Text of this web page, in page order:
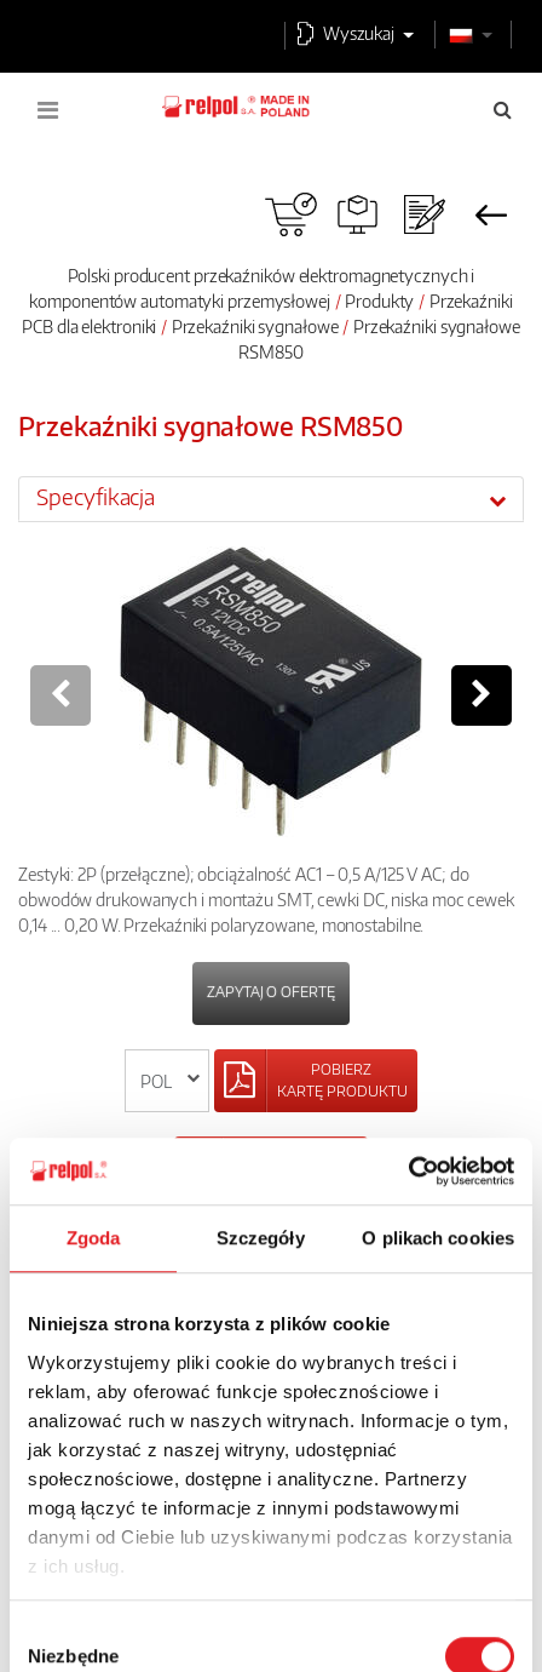
Zgoda Szczegóły O plikach cookies
Niniejsza strona korzysta z plików cookie
Wykorzystujemy pliki cookie do wybranych treści i
reklam, aby oferować funkcje społecznościowe i
analizować ruch w naszych witrynach. Informacje o tym,
jak korzystać z naszej witryny, udostępniać
społecznościowe, dostępne i analityczne. Partnerzy
mogą łączyć te informacje z innymi podstawowymi
danymi od Ciebie lub uzyskiwanymi podczas korzystania
z ich usług.
zgody
Niezbędne
Wyszukaj
Polski producent przekaźników elektromagnetycznych i
komponentów automatyki przemysłowej
Produkty
Przekaźniki
PCB dla elektroniki
Przekaźniki sygnałowe
Przekaźniki sygnałowe
RSM850
Przekaźniki sygnałowe RSM850
Specyfikacja
Zestyki: 2P (przełączne); obciążalność AC1 – 0,5 A/125 V AC; do
obwodów drukowanych i montażu SMT, cewki DC, niska moc cewek
0,14 ... 0,20 W. Przekaźniki polaryzowane, monostabilne.
ZAPYTAJ O OFERTĘ
POBIERZ
KARTĘ PRODUKTU
Zapytaj o szczegóły oferty
Imię i nazwisko: *
Adres e-mail: *
Nazwa firmy:
Numer telefonu: